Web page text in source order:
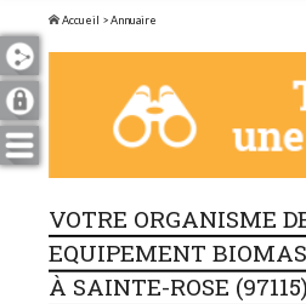
Accueil > Annuaire
VOTRE ORGANISME
EQUIPEMENT
À SAINTE-ROSE